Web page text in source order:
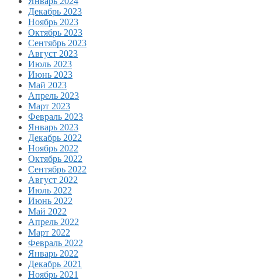
Декабрь 2023
Ноябрь 2023
Октябрь 2023
Сентябрь 2023
Август 2023
Июль 2023
Июнь 2023
Май 2023
Апрель 2023
Март 2023
Февраль 2023
Январь 2023
Декабрь 2022
Ноябрь 2022
Октябрь 2022
Сентябрь 2022
Август 2022
Июль 2022
Июнь 2022
Май 2022
Апрель 2022
Март 2022
Февраль 2022
Январь 2022
Декабрь 2021
Ноябрь 2021